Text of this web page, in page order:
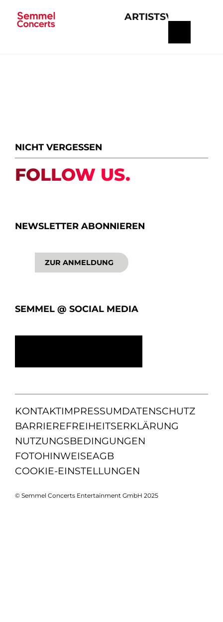
ARTISTS
NICHT VERGESSEN
FOLLOW US.
NEWSLETTER ABONNIEREN
ZUR ANMELDUNG
SEMMEL @ SOCIAL MEDIA
KONTAKTIMPRESSUMDATENSCHUTZ
BARRIEREFREIHEITSERKLÄRUNG
NUTZUNGSBEDINGUNGEN
FOTOHINWEISEAGB
COOKIE-EINSTELLUNGEN
© Semmel Concerts Entertainment GmbH 2025